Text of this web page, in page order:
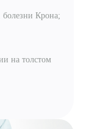
болезни Крона;
на толстом